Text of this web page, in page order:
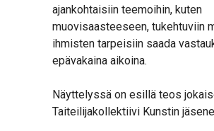
ajankohtaisiin teemoihin, kuten
muovisaasteeseen, tukehtuviin
ihmisten tarpeisiin saada
epävakaina aikoina.
Näyttelyssä on esillä teos
Taiteilijakollektiivi Kunstin